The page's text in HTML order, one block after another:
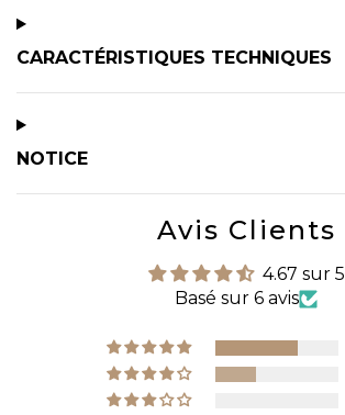
CARACTÉRISTIQUES TECHNIQUES
NOTICE
Avis Clients
4.67 sur 5
Basé sur 6 avis